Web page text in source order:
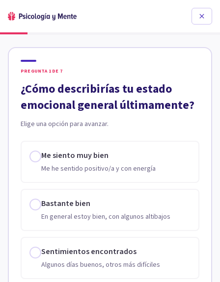
PREGUNTA 1 DE 7
¿Cómo describirías tu estado
emocional general últimamente?
Elige una opción para avanzar.
Me siento muy bien
Me he sentido positivo/a y con energía
Bastante bien
En general estoy bien, con algunos altibajos
Sentimientos encontrados
Algunos días buenos, otros más difíciles